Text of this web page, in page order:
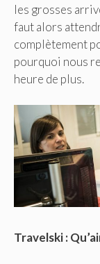
les grosses
faut alors
complètement
pourquoi nous
heure de plus.
Travelski :